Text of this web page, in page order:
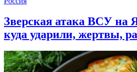
Зверская атака ВСУ на
куда ударили, жертвы,